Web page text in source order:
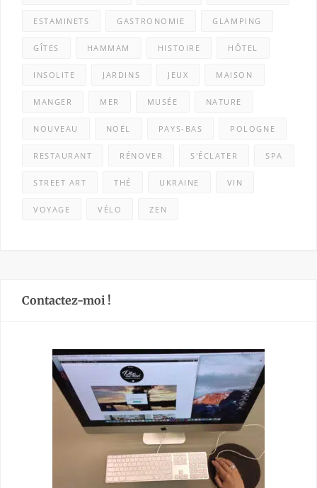
ESTAMINETS GASTRONOMIE GLAMPING
GÎTES HAMMAM HISTOIRE HÔTEL
INSOLITE JARDINS JEUX MAISON
MANGER MER MUSÉE NATURE
NOUVEAU NOËL PAYS-BAS POLOGNE
RESTAURANT RÉNOVER S'ÉCLATER SPA
STREET ART THÉ UKRAINE VIN
VOYAGE VÉLO ZEN
Contactez-moi !